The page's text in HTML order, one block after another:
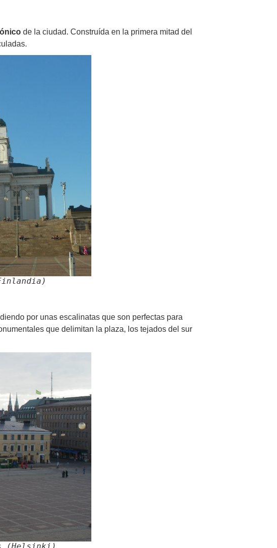
de la ciudad. Construída en la primera mitad del
por unas escalinatas que son perfectas para
que delimitan la plaza, los tejados del sur
(Helsinki)